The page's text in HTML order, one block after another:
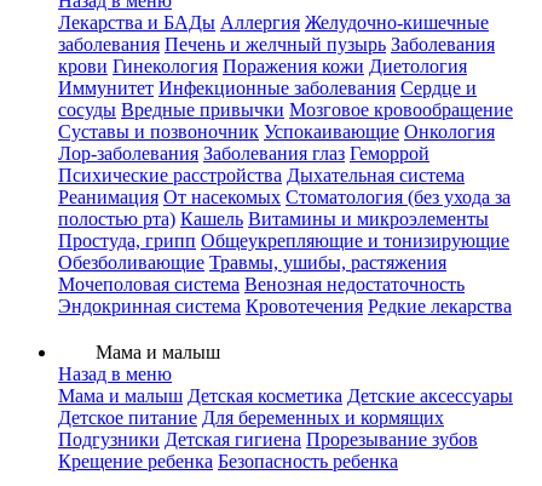
Лекарства и БАДы Аллергия Желудочно-кишечные
заболевания Печень и желчный пузырь Заболевания
крови Гинекология Поражения кожи Диетология
Иммунитет Инфекционные заболевания Сердце и
сосуды Вредные привычки Мозговое кровообращение
Суставы и позвоночник Успокаивающие Онкология
Лор-заболевания Заболевания глаз Геморрой
Психические расстройства Дыхательная система
Реанимация От насекомых Стоматология (без ухода за
полостью рта) Кашель Витамины и микроэлементы
Простуда, грипп Общеукрепляющие и тонизирующие
Обезболивающие Травмы, ушибы, растяжения
Мочеполовая система Венозная недостаточность
Эндокринная система Кровотечения Редкие лекарства
Мама и малыш
Назад в меню
Мама и малыш Детская косметика Детские аксессуары
Детское питание Для беременных и кормящих
Подгузники Детская гигиена Прорезывание зубов
Крещение ребенка Безопасность ребенка